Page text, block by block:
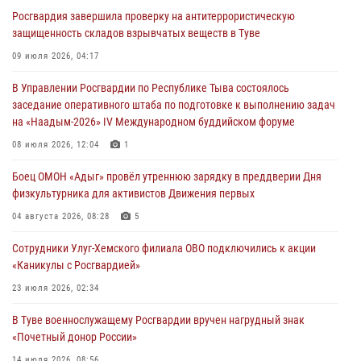
31 июля 2026, 03:49
Сотрудники вневедомственной охраны приняли участие в акции
29 июля 2026, 09:41
26 сигналов «Тревога» с автотранспортов отработали экипажи
задержаний Росгвардии в Туве с начала года
В Туве офицер Росгвардии подвела итоги юбилейного личного
забега
Росгвардия завершила проверку на антитеррористическую
защищенность складов взрывчатых веществ в Туве
09 июля 2026, 04:17
В Управлении Росгвардии по Республике Тыва состоялось
заседание оперативного штаба по подготовке к выполнению задач
на «Наадым-2026» IV Международном буддийском форуме
08 июля 2026, 12:04 1
Боец ОМОН «Адыг» провёл утреннюю зарядку в преддверии Дня
физкультурника для активистов Движения первых
04 августа 2026, 08:28 5
Сотрудники Улуг-Хемского филиала ОВО подключились к акции
«Каникулы с Росгвардией»
23 июля 2026, 02:34
В Туве военнослужащему Росгвардии вручен нагрудный знак
«Почетный донор России»